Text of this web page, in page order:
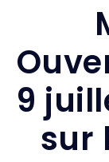
9
sur